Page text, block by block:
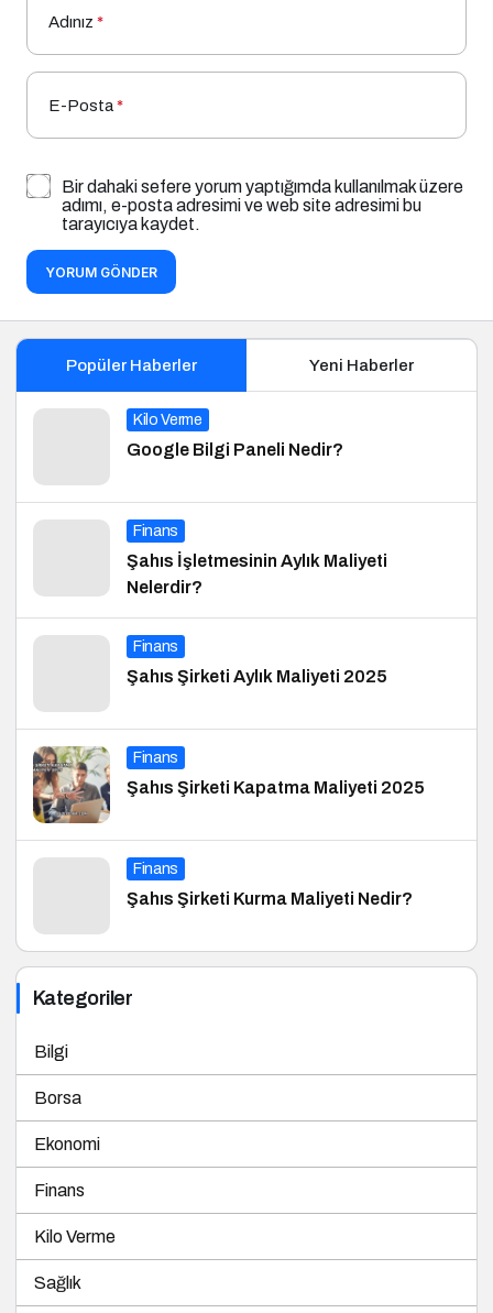
Adınız *
E-Posta*
Bir dahaki sefere yorum yaptığımda kullanılmak üzere
adımı, e-posta adresimi ve web site adresimi bu
tarayıcıya kaydet.
YORUM GÖNDER
Popüler Haberler Yeni Haberler
Kilo Verme
Google Bilgi Paneli Nedir?
Finans
Şahıs İşletmesinin Aylık Maliyeti
Nelerdir?
Finans
Şahıs Şirketi Aylık Maliyeti 2025
Finans
Şahıs Şirketi Kapatma Maliyeti 2025
Finans
Şahıs Şirketi Kurma Maliyeti Nedir?
Kategoriler
Bilgi
Borsa
Ekonomi
Finans
Kilo Verme
Sağlık